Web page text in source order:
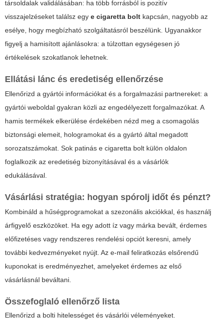
társoldalak validálásában: ha több forrásból is pozitív
visszajelzéseket találsz egy e cigaretta bolt kapcsán, nagyobb az
esélye, hogy megbízható szolgáltatásról beszélünk. Ugyanakkor
figyelj a hamisított ajánlásokra: a túlzottan egységesen jó
értékelések szokatlanok lehetnek.
Ellátási lánc és eredetiség ellenőrzése
Ellenőrizd a gyártói információkat és a forgalmazási partnereket: a
gyártói weboldal gyakran közli az engedélyezett forgalmazókat. A
hamis termékek elkerülése érdekében nézd meg a csomagolás
biztonsági elemeit, hologramokat és a gyártó által megadott
sorozatszámokat. Sok patinás e cigaretta bolt külön oldalon
foglalkozik az eredetiség bizonyításával és a vásárlók
edukálásával.
Vásárlási stratégia: hogyan spórolj időt és pénzt?
Kombináld a hűségprogramokat a szezonális akciókkal, és használj
árfigyelő eszközöket. Ha egy adott íz vagy márka bevált, érdemes
előfizetéses vagy rendszeres rendelési opciót keresni, amely
további kedvezményeket nyújt. Az e-mail feliratkozás elsőrendű
kuponokat is eredményezhet, amelyeket érdemes az első
vásárlásnál beváltani.
Összefoglaló ellenőrző lista
Ellenőrizd a bolti hitelességet és vásárlói véleményeket.